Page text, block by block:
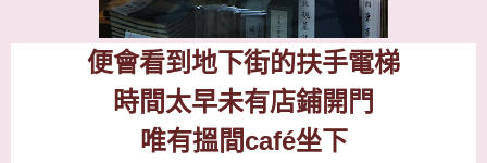
便會看到地下街的扶手電梯
時間太早未有店鋪開門
唯有搵間café坐下